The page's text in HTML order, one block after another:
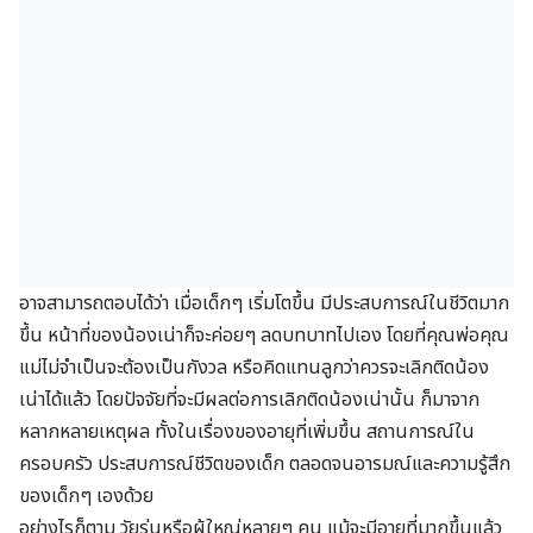
อาจสามารถตอบได้ว่า เมื่อเด็กๆ เริ่มโตขึ้น มีประสบการณ์ในชีวิตมาก
ขึ้น หน้าที่ของน้องเน่าก็จะค่อยๆ ลดบทบาทไปเอง โดยที่คุณพ่อคุณ
แม่ไม่จำเป็นจะต้องเป็นกังวล หรือคิดแทนลูกว่าควรจะเลิกติดน้อง
เน่าได้แล้ว โดยปัจจัยที่จะมีผลต่อการเลิกติดน้องเน่านั้น ก็มาจาก
หลากหลายเหตุผล ทั้งในเรื่องของอายุที่เพิ่มขึ้น สถานการณ์ใน
ครอบครัว ประสบการณ์ชีวิตของเด็ก ตลอดจนอารมณ์และความรู้สึก
ของเด็กๆ เองด้วย